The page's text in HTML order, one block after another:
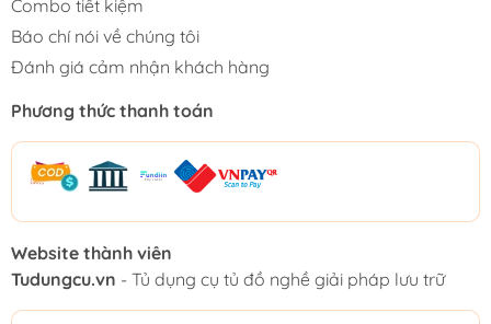
Combo tiết kiệm
Báo chí nói về chúng tôi
Đánh giá cảm nhận khách hàng
Phương thức thanh toán
Website thành viên
Tudungcu.vn - Tủ dụng cụ tủ đồ nghề giải pháp lưu trữ